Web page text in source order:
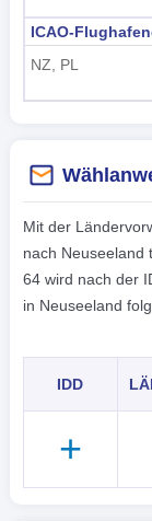
ICAO-
NZ, PL
Mit der
nach Neuseeland
64 wird nach der
in Neuseeland
IDD
+